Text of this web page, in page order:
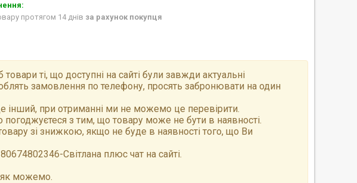
протягом 14 днів за рахунок покупця
ті, що доступні на сайті були завжди актуальні
замовлення по телефону, просять забронювати на один
інший, при отриманні ми не можемо це перевірити.
з тим, що товару може не бути в наявності.
зі знижкою, якщо не буде в наявності того, що Ви
Світлана плюс чат на сайті.
як можемо.